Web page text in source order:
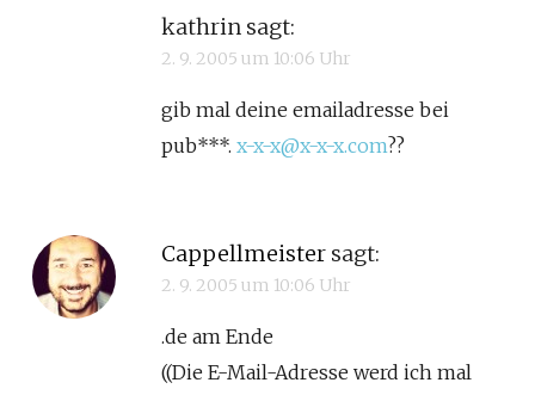
kathrin sagt:
2. 9. 2005 um 10:06 Uhr
gib mal deine emailadresse bei
pub***. x-x-x@x-x-x.com??
Cappellmeister sagt:
2. 9. 2005 um 10:06 Uhr
.de am Ende
((Die E-Mail-Adresse werd ich mal